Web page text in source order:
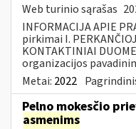
Web turinio sąrašas
INFORMACIJA APIE
pirkimai I.
KONTAKTINIAI
organizacijos
Metai: 2022
Pelno mokesčio
asmenims